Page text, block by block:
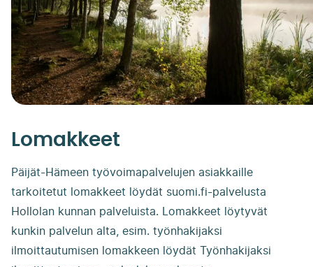
Lomakkeet
Päijät-Hämeen työvoimapalvelujen asiakkaille
tarkoitetut lomakkeet löydät suomi.fi-palvelusta
Hollolan kunnan palveluista. Lomakkeet löytyvät
kunkin palvelun alta, esim. työnhakijaksi
ilmoittautumisen lomakkeen löydät Työnhakijaksi